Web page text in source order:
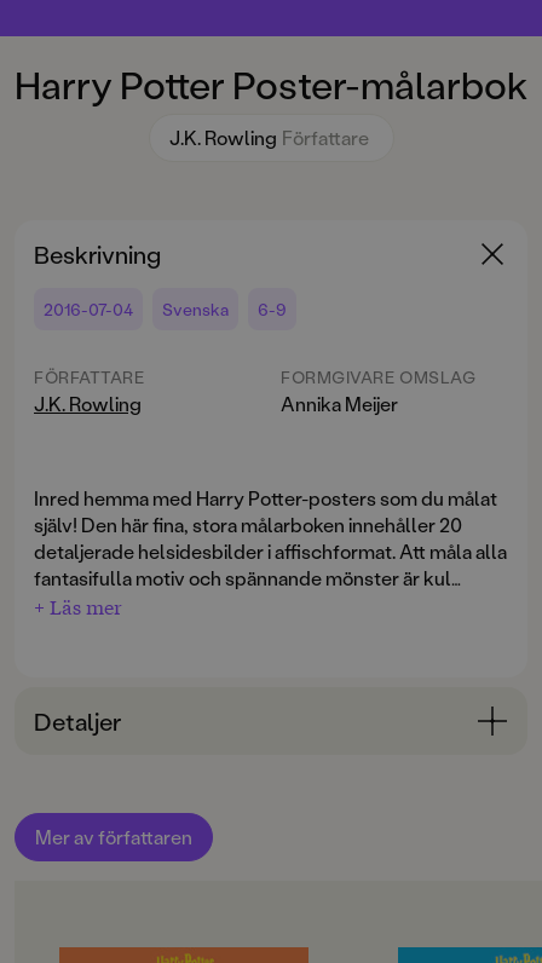
Harry Potter Poster-målarbok
J.K. Rowling Författare
Beskrivning
2016-07-04 Svenska 6-9
FÖRFATTARE
J.K. Rowling
FORMGIVARE OMSLAG
Annika Meijer
Inred hemma med Harry Potter-posters som du målat
själv! Den här fina, stora målarboken innehåller 20
detaljerade helsidesbilder i affischformat. Att måla alla
fantasifulla motiv och spännande mönster är kul
sysselsättning. När du är klar - riv ut och sätt upp på
+ Läs mer
Detaljer
ÅLDERSGRUPP
6-9
Mer av författaren
OM BOKEN OM BOKEN